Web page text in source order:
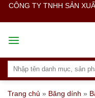
SkipCÔNG TY TNHH SẢN
Search
Trang chủ » Băng dính »